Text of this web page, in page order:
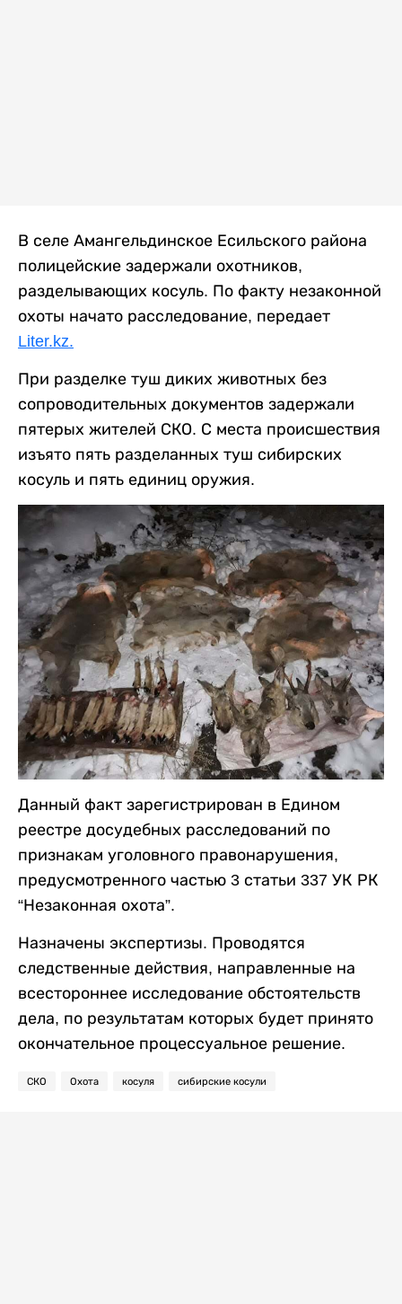
В селе Амангельдинское Есильского района
полицейские задержали охотников,
разделывающих косуль. По факту незаконной
охоты начато расследование, передает
Liter.kz.
При разделке туш диких животных без
сопроводительных документов задержали
пятерых жителей СКО. С места происшествия
изъято пять разделанных туш сибирских
косуль и пять единиц оружия.
Данный факт зарегистрирован в Едином
реестре досудебных расследований по
признакам уголовного правонарушения,
предусмотренного частью 3 статьи 337 УК РК
“Незаконная охота”.
Назначены экспертизы. Проводятся
следственные действия, направленные на
всестороннее исследование обстоятельств
дела, по результатам которых будет принято
окончательное процессуальное решение.
СКО Охота косуля сибирские косули